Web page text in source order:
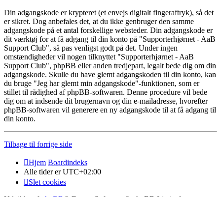
Din adgangskode er krypteret (et envejs digitalt fingeraftryk), så det
er sikret. Dog anbefales det, at du ikke genbruger den samme
adgangskode på et antal forskellige websteder. Din adgangskode er
dit værktøj for at få adgang til din konto på "Supporterhjørnet - AaB
Support Club", så pas venligst godt på det. Under ingen
omstændigheder vil nogen tilknyttet "Supporterhjørnet - AaB
Support Club", phpBB eller anden tredjepart, legalt bede dig om din
adgangskode. Skulle du have glemt adgangskoden til din konto, kan
du bruge "Jeg har glemt min adgangskode"-funktionen, som er
stillet til rådighed af phpBB-softwaren. Denne procedure vil bede
dig om at indsende dit brugernavn og din e-mailadresse, hvorefter
phpBB-softwaren vil generere en ny adgangskode til at få adgang til
din konto.
Tilbage til forrige side
Hjem Boardindeks
Alle tider erUTC+02:00
Slet cookies